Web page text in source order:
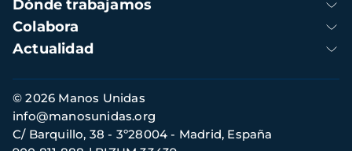
Dónde trabajamos
Colabora
Actualidad
Información
de
contacto
© 2026 Manos Unidas
C/ Barquillo, 38 - 3º28004 - Madrid, España
info@manosunidas.org